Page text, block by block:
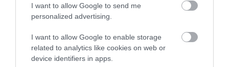
I want to allow Google to send me
personalized advertising.
I want to allow Google to enable storage
related to analytics like cookies on web or
device identifiers in apps.
172 137 363
2 h 37 min